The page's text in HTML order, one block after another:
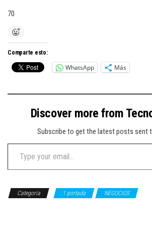
70
Comparte esto:
WhatsApp Más
Discover more from
Subscribe to get the latest posts sent
Type your email…
Categoría 1 portada NEGOCIOS